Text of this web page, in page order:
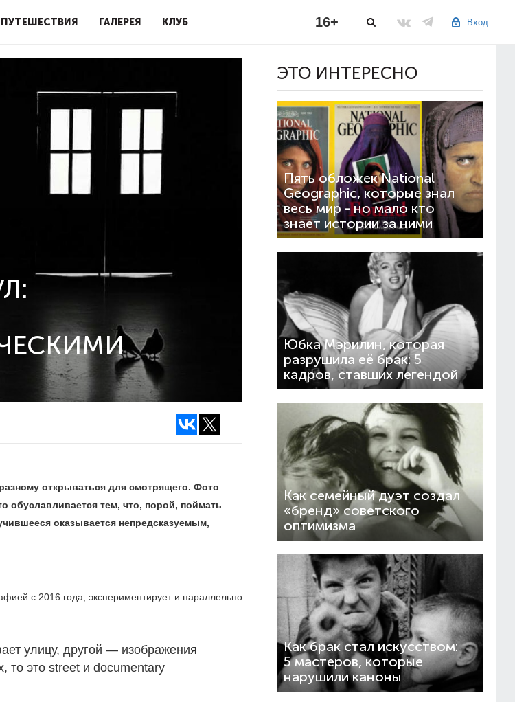
ПУТЕШЕСТВИЯ ГАЛЕРЕЯ КЛУБ Вход
16+
открываться для смотрящего. Фото
обуславливается тем, что, порой, поймать
оказывается непредсказуемым,
с 2016 года, экспериментирует и параллельно
улицу, другой — изображения
то это street и documentary
ЭТО ИНТЕРЕСНО
Пять обложек National
Geographic, которые знал
весь мир - но мало кто
знает истории за ними
Юбка Мэрилин, которая
разрушила её брак: 5
кадров, ставших легендой
Как семейный дуэт создал
«бренд» советского
оптимизма
Как брак стал искусством:
5 мастеров, которые
нарушили каноны